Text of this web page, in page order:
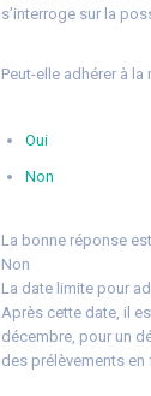
s’interroge sur la
Peut-elle adhérer à
Oui
Non
La bonne réponse
Non
La date limite pour
Après cette date, il
décembre, pour un
des prélèvements en